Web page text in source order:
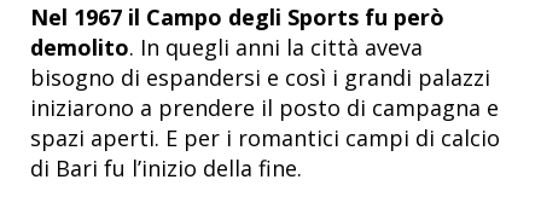
Nel 1967 il Campo degli Sports fu però
demolito. In quegli anni la città aveva
bisogno di espandersi e così i grandi palazzi
iniziarono a prendere il posto di campagna e
spazi aperti. E per i romantici campi di calcio
di Bari fu l’inizio della fine.